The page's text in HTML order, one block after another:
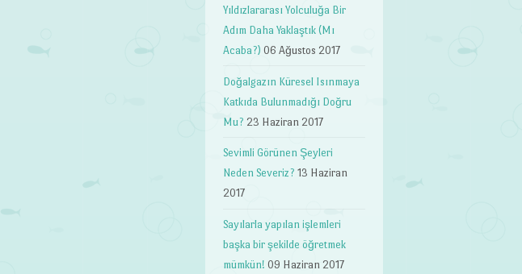
Yıldızlararası Yolculuğa Bir
Adım Daha Yaklaştık (Mı
Acaba?) 06 Ağustos 2017
Doğalgazın Küresel Isınmaya
Katkıda Bulunmadığı Doğru
Mu? 23 Haziran 2017
Sevimli Görünen Şeyleri
Neden Severiz? 13 Haziran
2017
Sayılarla yapılan işlemleri
başka bir şekilde öğretmek
mümkün! 09 Haziran 2017